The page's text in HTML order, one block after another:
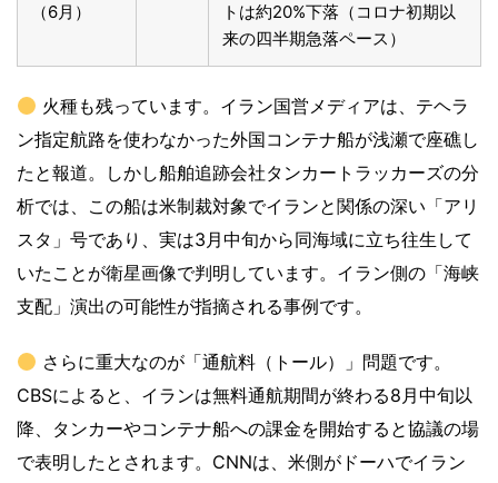
（6月）
トは約20%下落（コロナ初期以
来の四半期急落ペース）
火種も残っています。イラン国営メディアは、テヘラ
ン指定航路を使わなかった外国コンテナ船が浅瀬で座礁し
たと報道。しかし船舶追跡会社タンカートラッカーズの分
析では、この船は米制裁対象でイランと関係の深い「アリ
スタ」号であり、実は3月中旬から同海域に立ち往生して
いたことが衛星画像で判明しています。イラン側の「海峡
支配」演出の可能性が指摘される事例です。
さらに重大なのが「通航料（トール）」問題です。
CBSによると、イランは無料通航期間が終わる8月中旬以
降、タンカーやコンテナ船への課金を開始すると協議の場
で表明したとされます。CNNは、米側がドーハでイラン